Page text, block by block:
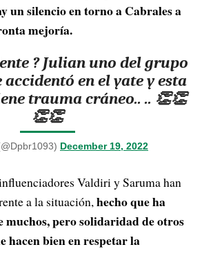
un silencio en torno a Cabrales a
mejoría.
? Julian uno del grupo
accidentó en el yate y esta
trauma cráneo.. .. 👏👏
👏👏
December 19, 2022
Valdiri y Saruma han
a la situación, hecho que ha
muchos, pero solidaridad de otros
hacen bien en respetar la